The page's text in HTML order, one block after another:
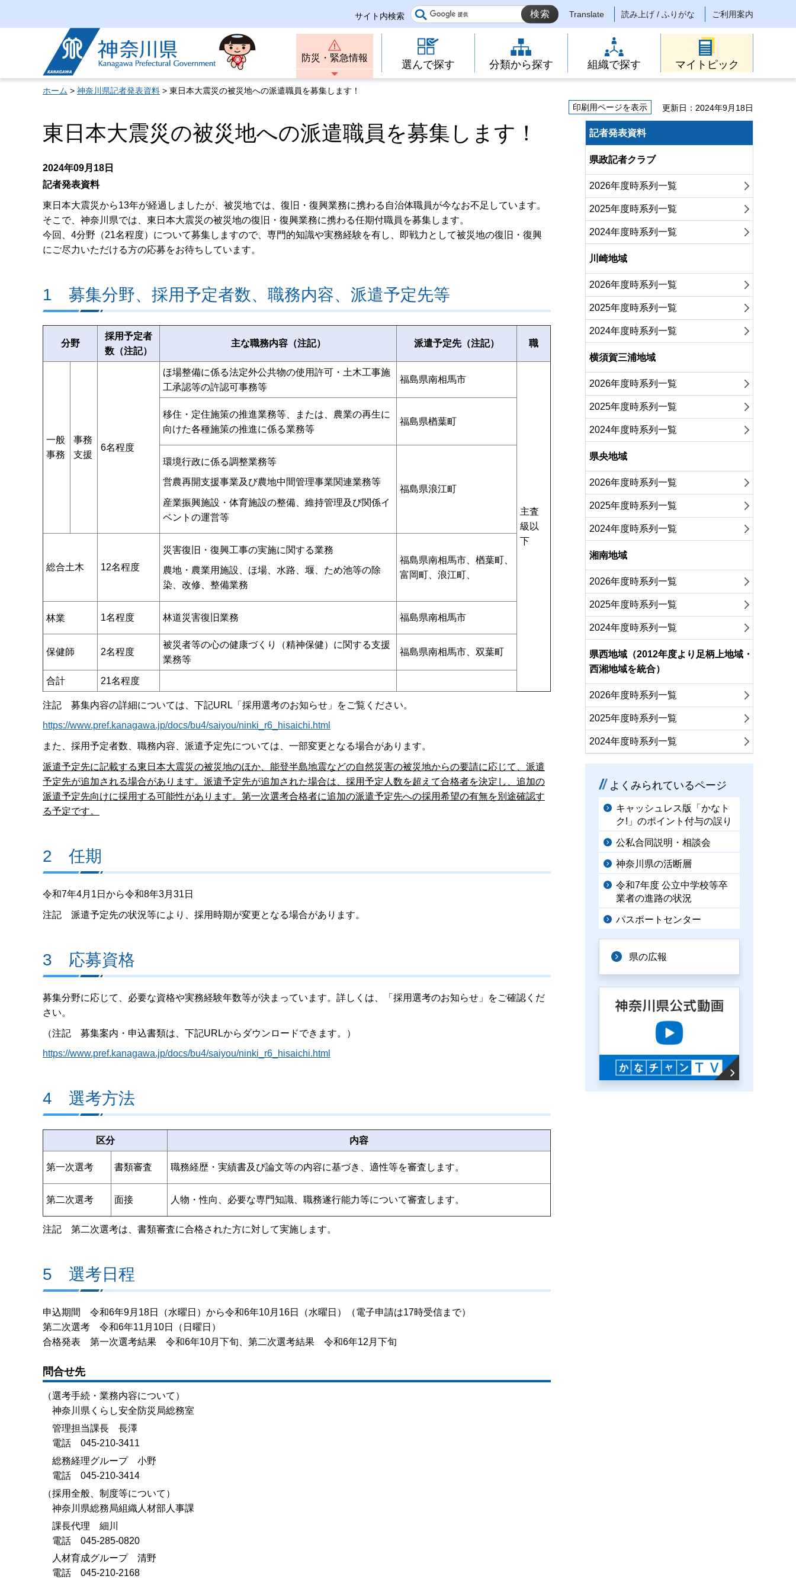
サイト内検索 Translate 読み上げ / ふりがな ご利用案内
神奈川県
防災・緊急情報
選んで探す 分類から探す 組織で探す マイトピック
ホーム > 神奈川県記者発表資料 > 東日本大震災の被災地への派遣職員を募集します！
印刷用ページを表示
更新日：2024年9月18日
東日本大震災の被災地への派遣職員を募集します！
2024年09月18日
記者発表資料
東日本大震災から13年が経過しましたが、被災地では、復旧・復興業務に携わる自治体職員が今なお不足しています。
そこで、神奈川県では、東日本大震災の被災地の復旧・復興業務に携わる任期付職員を募集します。
今回、4分野（21名程度）について募集しますので、専門的知識や実務経験を有し、即戦力として被災地の復旧・復興
にご尽力いただける方の応募をお待ちしています。
1 募集分野、採用予定者数、職務内容、派遣予定先等
分野
採用予定者
数（注記）
主な職務内容（注記） 派遣予定先（注記） 職
一般
事務
事務
支援
6名程度
ほ場整備に係る法定外公共物の使用許可・土木工事施
工承認等の許認可事務等
福島県南相馬市
主査
級以
下
移住・定住施策の推進業務等、または、農業の再生に
向けた各種施策の推進に係る業務等
福島県楢葉町
環境行政に係る調整業務等
営農再開支援事業及び農地中間管理事業関連業務等
産業振興施設・体育施設の整備、維持管理及び関係イ
ベントの運営等
福島県浪江町
総合土木 12名程度
災害復旧・復興工事の実施に関する業務
農地・農業用施設、ほ場、水路、堰、ため池等の除
染、改修、整備業務
福島県南相馬市、楢葉町、
富岡町、浪江町、
林業 1名程度 林道災害復旧業務 福島県南相馬市
保健師 2名程度
被災者等の心の健康づくり（精神保健）に関する支援
業務等
福島県南相馬市、双葉町
合計 21名程度
注記 募集内容の詳細については、下記URL「採用選考のお知らせ」をご覧ください。
https://www.pref.kanagawa.jp/docs/bu4/saiyou/ninki_r6_hisaichi.html
また、採用予定者数、職務内容、派遣予定先については、一部変更となる場合があります。
派遣予定先に記載する東日本大震災の被災地のほか、能登半島地震などの自然災害の被災地からの要請に応じて、派遣
予定先が追加される場合があります。派遣予定先が追加された場合は、採用予定人数を超えて合格者を決定し、追加の
派遣予定先向けに採用する可能性があります。第一次選考合格者に追加の派遣予定先への採用希望の有無を別途確認す
る予定です。
2 任期
令和7年4月1日から令和8年3月31日
注記 派遣予定先の状況等により、採用時期が変更となる場合があります。
3 応募資格
募集分野に応じて、必要な資格や実務経験年数等が決まっています。詳しくは、「採用選考のお知らせ」をご確認くだ
さい。
（注記 募集案内・申込書類は、下記URLからダウンロードできます。）
https://www.pref.kanagawa.jp/docs/bu4/saiyou/ninki_r6_hisaichi.html
4 選考方法
区分 内容
第一次選考 書類審査 職務経歴・実績書及び論文等の内容に基づき、適性等を審査します。
第二次選考 面接 人物・性向、必要な専門知識、職務遂行能力等について審査します。
注記 第二次選考は、書類審査に合格された方に対して実施します。
5 選考日程
申込期間 令和6年9月18日（水曜日）から令和6年10月16日（水曜日）（電子申請は17時受信まで）
第二次選考 令和6年11月10日（日曜日）
合格発表 第一次選考結果 令和6年10月下旬、第二次選考結果 令和6年12月下旬
問合せ先
（選考手続・業務内容について）
神奈川県くらし安全防災局総務室
管理担当課長 長澤
電話 045-210-3411
総務経理グループ 小野
電話 045-210-3414
（採用全般、制度等について）
神奈川県総務局組織人材部人事課
課長代理 細川
電話 045-285-0820
人材育成グループ 清野
電話 045-210-2168
記者発表資料
県政記者クラブ
2026年度時系列一覧
2025年度時系列一覧
2024年度時系列一覧
川崎地域
2026年度時系列一覧
2025年度時系列一覧
2024年度時系列一覧
横須賀三浦地域
2026年度時系列一覧
2025年度時系列一覧
2024年度時系列一覧
県央地域
2026年度時系列一覧
2025年度時系列一覧
2024年度時系列一覧
湘南地域
2026年度時系列一覧
2025年度時系列一覧
2024年度時系列一覧
県西地域（2012年度より足柄上地域・
西湘地域を統合）
2026年度時系列一覧
2025年度時系列一覧
2024年度時系列一覧
よくみられているページ
キャッシュレス版「かなト
ク!」のポイント付与の誤り
公私合同説明・相談会
神奈川県の活断層
令和7年度 公立中学校等卒
業者の進路の状況
パスポートセンター
県の広報